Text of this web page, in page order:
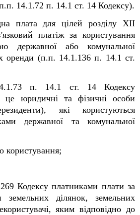
14.1.72 п. 14.1 ст. 14 Кодексу).
плата для цілей розділу XII
платіж за користування
державної або комунальної
оренди (п.п. 14.1.136 п. 14.1 ст.
п. 14.1 ст. 14 Кодексу
це юридичні та фізичні особи
які користуються
державної та комунальної
користування;
Кодексу платниками плати за
ділянок, земельних
яким відповідно до